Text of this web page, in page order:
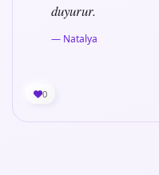
duyurur.
— Natalya
0